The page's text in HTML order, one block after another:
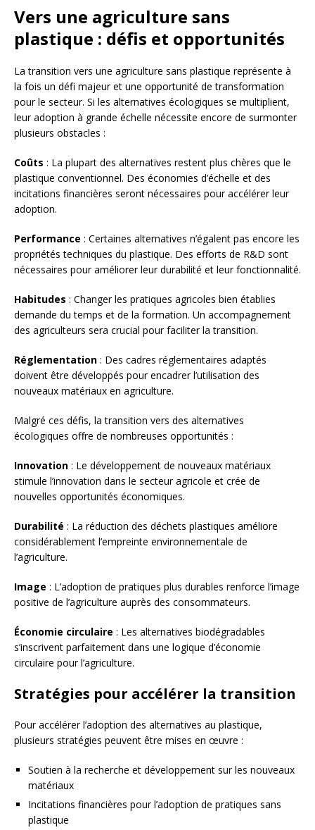
Vers une agriculture sans
plastique : défis et opportunités
La transition vers une agriculture sans plastique représente à
la fois un défi majeur et une opportunité de transformation
pour le secteur. Si les alternatives écologiques se multiplient,
leur adoption à grande échelle nécessite encore de surmonter
plusieurs obstacles :
Coûts : La plupart des alternatives restent plus chères que le
plastique conventionnel. Des économies d’échelle et des
incitations financières seront nécessaires pour accélérer leur
adoption.
Performance : Certaines alternatives n’égalent pas encore les
propriétés techniques du plastique. Des efforts de R&D sont
nécessaires pour améliorer leur durabilité et leur fonctionnalité.
Habitudes : Changer les pratiques agricoles bien établies
demande du temps et de la formation. Un accompagnement
des agriculteurs sera crucial pour faciliter la transition.
Réglementation : Des cadres réglementaires adaptés
doivent être développés pour encadrer l’utilisation des
nouveaux matériaux en agriculture.
Malgré ces défis, la transition vers des alternatives
écologiques offre de nombreuses opportunités :
Innovation : Le développement de nouveaux matériaux
stimule l’innovation dans le secteur agricole et crée de
nouvelles opportunités économiques.
Durabilité : La réduction des déchets plastiques améliore
considérablement l’empreinte environnementale de
l’agriculture.
Image : L’adoption de pratiques plus durables renforce l’image
positive de l’agriculture auprès des consommateurs.
Économie circulaire : Les alternatives biodégradables
s’inscrivent parfaitement dans une logique d’économie
circulaire pour l’agriculture.
Stratégies pour accélérer la transition
Pour accélérer l’adoption des alternatives au plastique,
plusieurs stratégies peuvent être mises en œuvre :
Soutien à la recherche et développement sur les nouveaux
matériaux
Incitations financières pour l’adoption de pratiques sans
plastique